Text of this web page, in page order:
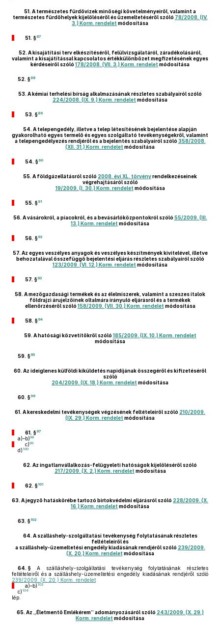
51. A természetes fürdővizek minőségi követelményeiről, valamint a
természetes fürdőhelyek kijelöléséről és üzemeltetéséről szóló 78/2008. (IV.
3.) Korm. rendelet módosítása
51. §87
52. A kisajátítási terv elkészítéséről, felülvizsgálatáról, záradékolásáról,
valamint a kisajátítással kapcsolatos értékkülönbözet megfizetésének egyes
kérdéseiről szóló 178/2008. (VII. 3.) Korm. rendelet módosítása
52. §88
53. A kémiai terhelési bírság alkalmazásának részletes szabályairól szóló
224/2008. (IX. 9.) Korm. rendelet módosítása
53. §89
54. A telepengedély, illetve a telep létesítésének bejelentése alapján
gyakorolható egyes termelő és egyes szolgáltató tevékenységekről, valamint
a telepengedélyezés rendjéről és a bejelentés szabályairól szóló 358/2008.
(XII. 31.) Korm. rendelet módosítása
54. §90
55. A földgázellátásról szóló 2008. évi XL. törvényrendelkezéseinek
végrehajtásáról szóló
19/2009. (I. 30.) Korm. rendelet módosítása
55. §91
56. A vásárokról, a piacokról, és a bevásárlóközpontokról szóló 55/2009. (III.
13.) Korm. rendelet módosítása
56. §92
57. Az egyes veszélyes anyagok és veszélyes készítmények kivitelével, illetve
behozatalával összefüggő bejelentési eljárás részletes szabályairól szóló
123/2009. (VI. 12.) Korm. rendelet módosítása
57. §93
58. A mezőgazdasági termékek és az élelmiszerek, valamint a szeszes italok
földrajzi árujelzőinek oltalmára irányuló eljárásról és a termékek
ellenőrzéséről szóló 158/2009. (VII. 30.) Korm. rendelet módosítása
58. §94
59. A hatósági közvetítőkről szóló 185/2009. (IX. 10.) Korm. rendelet
módosítása
59. §95
60. Az ideiglenes külföldi kiküldetés napidíjának összegéről és kifizetéséről
szóló
204/2009. (IX. 18.) Korm. rendelet módosítása
60. §96
61. A kereskedelmi tevékenységek végzésének feltételeiről szóló 210/2009.
(IX. 29.) Korm. rendelet módosítása
61. §97
a)–b)98
c)99
d) 100
62. Az ingatlanvállalkozás-felügyeleti hatóságok kijelöléséről szóló
217/2009. (X. 2.) Korm. rendelet módosítása
62. §101
63. A jegyző hatáskörébe tartozó birtokvédelmi eljárásról szóló 228/2009. (X.
16.) Korm. rendelet módosítása
63. §102
64. A szálláshely-szolgáltatási tevékenység folytatásának részletes
feltételeiről és
a szálláshely-üzemeltetési engedély kiadásának rendjéről szóló 239/2009.
(X. 20.) Korm. rendelet módosítása
64. § A szálláshely-szolgáltatási tevékenység folytatásának részletes
feltételeiről és a szálláshely-üzemeltetési engedély kiadásának rendjéről szóló
239/2009. (X. 20.) Korm. rendelet
a)–b) 103
c) 104
lép.
65. Az „Életmentő Emlékérem” adományozásáról szóló 243/2009. (X. 29.)
Korm. rendelet módosítása